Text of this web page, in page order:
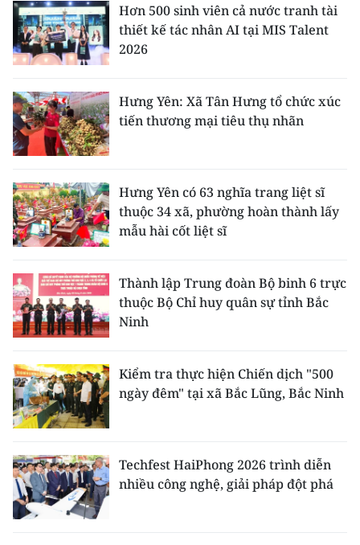
Hơn 500 sinh viên cả nước tranh tài
thiết kế tác nhân AI tại MIS Talent
2026
Hưng Yên: Xã Tân Hưng tổ chức xúc
tiến thương mại tiêu thụ nhãn
Hưng Yên có 63 nghĩa trang liệt sĩ
thuộc 34 xã, phường hoàn thành lấy
mẫu hài cốt liệt sĩ
Thành lập Trung đoàn Bộ binh 6 trực
thuộc Bộ Chỉ huy quân sự tỉnh Bắc
Ninh
Kiểm tra thực hiện Chiến dịch "500
ngày đêm" tại xã Bắc Lũng, Bắc Ninh
Techfest HaiPhong 2026 trình diễn
nhiều công nghệ, giải pháp đột phá